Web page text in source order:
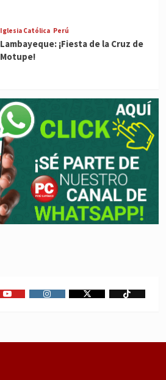
Iglesia Católica Perú
Lambayeque: ¡Fiesta de la Cruz de
Motupe!